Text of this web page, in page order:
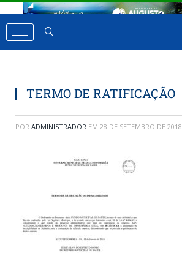
TERMO DE RATIFICAÇÃO
POR ADMINISTRADOR EM 28 DE SETEMBRO DE 2018